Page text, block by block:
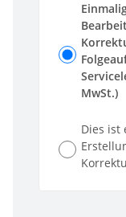
MwSt.)
Dies ist